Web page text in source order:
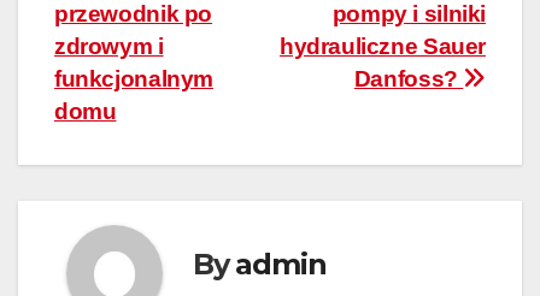
pompy i silniki
hydrauliczne Sauer
Danfoss?
przewodnik po
zdrowym i
funkcjonalnym
domu
Byadmin